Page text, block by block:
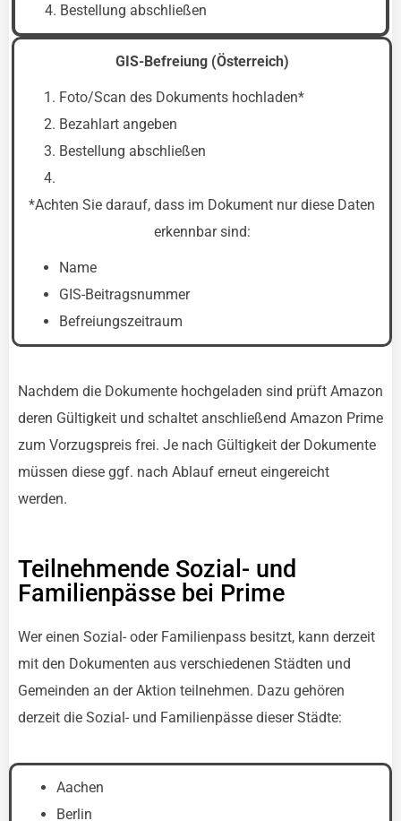
Bestellung abschließen
GIS-Befreiung (Österreich)
Foto/Scan des Dokuments hochladen*
Bezahlart angeben
Bestellung abschließen
*Achten Sie darauf, dass im Dokument nur diese Daten
erkennbar sind:
Name
GIS-Beitragsnummer
Befreiungszeitraum
Nachdem die Dokumente hochgeladen sind prüft Amazon
deren Gültigkeit und schaltet anschließend Amazon Prime
zum Vorzugspreis frei. Je nach Gültigkeit der Dokumente
müssen diese ggf. nach Ablauf erneut eingereicht
werden.
Teilnehmende Sozial- und
Familienpässe bei Prime
Wer einen Sozial- oder Familienpass besitzt, kann derzeit
mit den Dokumenten aus verschiedenen Städten und
Gemeinden an der Aktion teilnehmen. Dazu gehören
derzeit die Sozial- und Familienpässe dieser Städte:
Aachen
Berlin